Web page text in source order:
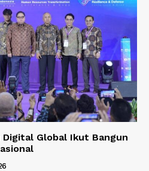
Digital Global Ikut Bangun